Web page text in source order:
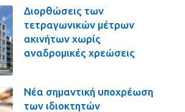
Διορθώσεις των
τετραγωνικών μέτρων
ακινήτων χωρίς
αναδρομικές χρεώσεις
Νέα σημαντική υποχρέωση
των ιδιοκτητών